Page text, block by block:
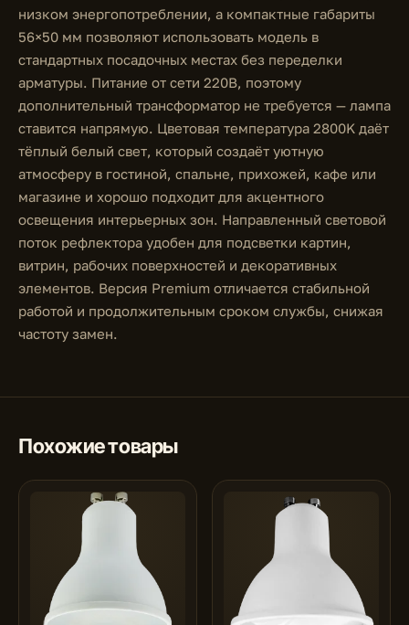
низком энергопотреблении, а компактные габариты
56×50 мм позволяют использовать модель в
стандартных посадочных местах без переделки
арматуры. Питание от сети 220В, поэтому
дополнительный трансформатор не требуется — лампа
ставится напрямую. Цветовая температура 2800K даёт
тёплый белый свет, который создаёт уютную
атмосферу в гостиной, спальне, прихожей, кафе или
магазине и хорошо подходит для акцентного
освещения интерьерных зон. Направленный световой
поток рефлектора удобен для подсветки картин,
витрин, рабочих поверхностей и декоративных
элементов. Версия Premium отличается стабильной
работой и продолжительным сроком службы, снижая
частоту замен.
Похожие товары